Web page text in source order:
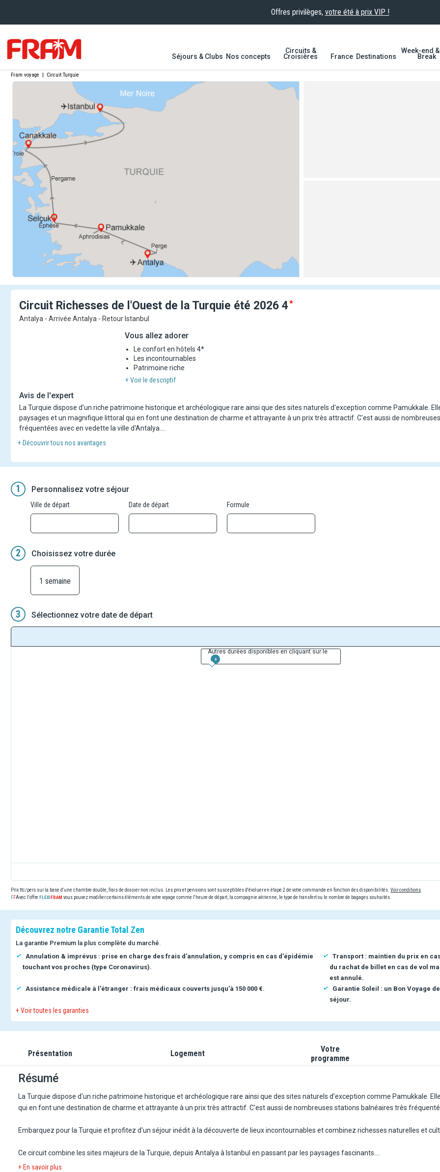
Offres privilèges, votre été à prix VIP !
Séjours & Clubs Nos concepts
Circuits &
Croisières France Destinations
Week-end
Break
Fram voyage | Circuit Turquie
Circuit Richesses de l'Ouest de la Turquie été 2026 4
Antalya - Arrivée Antalya - Retour Istanbul
Vous allez adorer
Le confort en hôtels 4*
Les incontournables
Patrimoine riche
+ Voir le descriptif
Avis de l'expert
La Turquie dispose d'un riche patrimoine historique et archéologique rare ainsi que des sites naturels d'exception comme Pamukkale.
paysages et un magnifique littoral qui en font une destination de charme et attrayante à un prix très attractif. C'est aussi de
fréquentées avec en vedette la ville d'Antalya.
Embarquez pour la Turquie et profitez d'un séjour inédit à la découverte de lieux incontournables et combinez richesses naturelles et
Ce circuit combine les sites majeurs de la Turquie, depuis Antalya à Istanbul en passant par les paysages fascinants.
Durant votre voyage vous serez logés en tout confort, en pension complète dans des hôtels 4*.
+ Découvrir tous nos avantages
1 Personnalisez votre séjour
Ville de départ Date de départ Formule
2 Choisissez votre durée
1 semaine
3 Sélectionnez votre date de départ
Autres durées disponibles en cliquant sur le
+
Prix ttc/pers sur la base d'une chambre double, frais de dossier non inclus. Les prix et pensions sont susceptibles d'évoluer en étape 2 de votre commande en fonction des disponibilités. Voir conditions
Avec l'offre
vous pouvez modifier certains éléments de votre voyage comme l'heure de départ, la compagnie aérienne, le type de transfert ou le nombre de bagages souhaités.
Découvrez notre Garantie Total Zen
La garantie Premium la plus complète du marché.
Annulation & imprévus : prise en charge des frais d'annulation, y compris en cas d'épidémie
touchant vos proches (type Coronavirus).
Transport : maintien du prix en
du rachat de billet en cas de vol
est annulé.
Assistance médicale à l'étranger : frais médicaux couverts jusqu'à 150 000 €.
Garantie Soleil : un Bon Voyage
séjour.
+ Voir toutes les garanties
Présentation Logement
Votre
programme
Résumé
La Turquie dispose d'un riche patrimoine historique et archéologique rare ainsi que des sites naturels d'exception comme Pamukkale.
qui en font une destination de charme et attrayante à un prix très attractif. C'est aussi de nombreuses stations balnéaires très
Embarquez pour la Turquie et profitez d'un séjour inédit à la découverte de lieux incontournables et combinez richesses naturelles et
Ce circuit combine les sites majeurs de la Turquie, depuis Antalya à Istanbul en passant par les paysages fascinants.
+ En savoir plus